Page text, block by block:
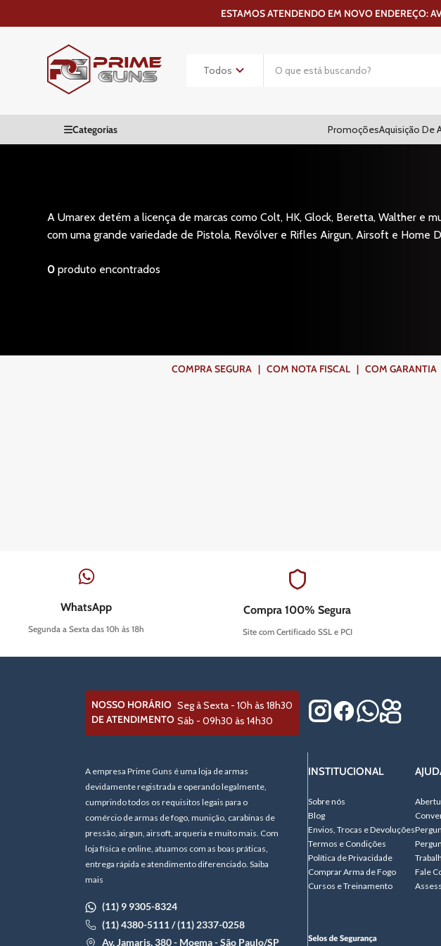
ESTAMOS ATENDENDO EM NOVO ENDEREÇO:
PromoçõesAquisição De
A Umarex detém a licença de marcas como Colt, HK, Glock, Beretta, Walther e
com uma grande variedade de Pistola, Revólver e Rifles Airgun, Airsoft e Home
0produto
COMPRA SEGURA | COM NOTA FISCAL | COM
WhatsApp
Segunda a Sexta das 10h às 18h
Compra 100% Segura
Site com Certificado SSL e PCI
NOSSO HORÁRIO
DE ATENDIMENTO
Seg à Sexta - 10h às 18h30
Sáb - 09h30 às 14h30
A empresa Prime Guns é uma loja de armas
devidamente registrada e operando legalmente,
cumprindo todos os requisitos legais para o
comércio de armas de fogo, munição, carabinas de
pressão, airgun, airsoft, arqueria e muito mais. Com
loja física e online, atuamos com as boas práticas,
entrega rápida e atendimento diferenciado. Saiba
mais
(11) 9 9305-8324
(11) 4380-5111 / (11) 2337-0258
Av. Jamaris, 380 - Moema - São Paulo/SP
INSTITUCIONAL
Sobre nós
Blog
Envios, Trocas e Devoluções
Termos e Condições
Política de Privacidade
Comprar Arma de Fogo
Cursos e Treinamento
Fale